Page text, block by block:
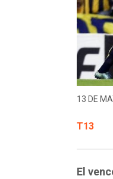
13 DE
T13
El